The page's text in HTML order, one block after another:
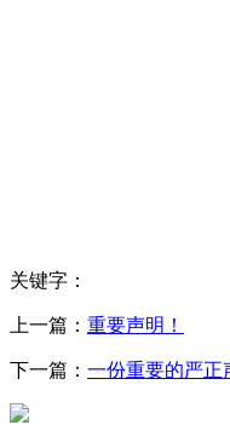
关键字：
上一篇： 重要声明！
下一篇： 一份重要的严正